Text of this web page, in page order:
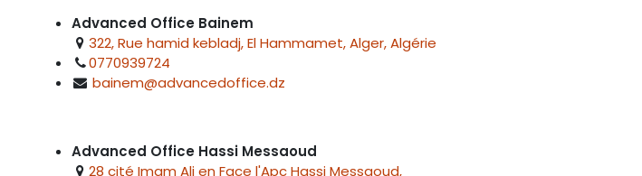
Advanced Office Bainem
322, Rue hamid kebladj, El Hammamet, Alger, Algérie
0770939724
bainem@advancedoffice.dz
Advanced Office Hassi Messaoud
28 cité Imam Ali en Face l'Apc Hassi Messaoud,